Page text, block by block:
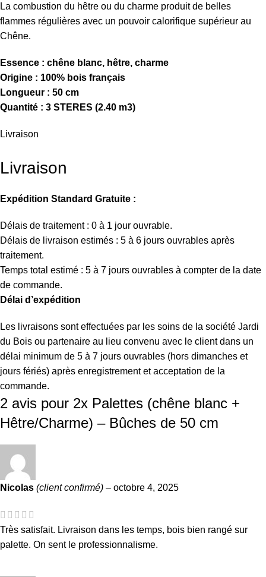
La combustion du hêtre ou du charme produit de belles
flammes régulières avec un pouvoir calorifique supérieur au
Chêne.
Essence : chêne blanc, hêtre, charme
Origine : 100% bois français
Longueur : 50 cm
Quantité : 3 STERES (2.40 m3)
Livraison
Livraison
Expédition Standard Gratuite :
Délais de traitement : 0 à 1 jour ouvrable.
Délais de livraison estimés : 5 à 6 jours ouvrables après
traitement.
Temps total estimé : 5 à 7 jours ouvrables à compter de la date
de commande.
Délai d’expédition
Les livraisons sont effectuées par les soins de la société Jardi
du Bois ou partenaire au lieu convenu avec le client dans un
délai minimum de 5 à 7 jours ouvrables (hors dimanches et
jours fériés) après enregistrement et acceptation de la
commande.
2 avis pour 2x Palettes (chêne blanc +
Hêtre/Charme) – Bûches de 50 cm
Nicolas (client confirmé) – octobre 4, 2025
Très satisfait. Livraison dans les temps, bois bien rangé sur
palette. On sent le professionnalisme.